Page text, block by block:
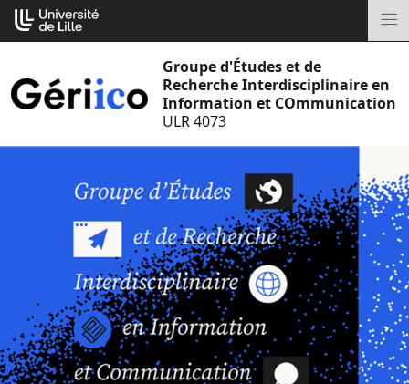
Aller
au
Groupe d'Études et de
Recherche Interdisciplinaire en
Information et COmmunication
ULR 4073
Cookies management panel